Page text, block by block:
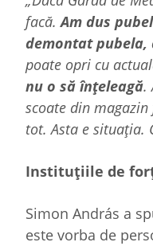
facă.Am dus
demontat pubela,
poate opri cu
nu o să înțeleagă.
scoate din
tot. Asta e situația.
Instituțiile de
Simon András a
este vorba de